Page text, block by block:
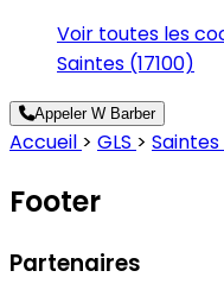
Voir toutes les
Saintes (17100)
Appeler W Barber
Accueil > GLS > Saintes
Footer
Partenaires